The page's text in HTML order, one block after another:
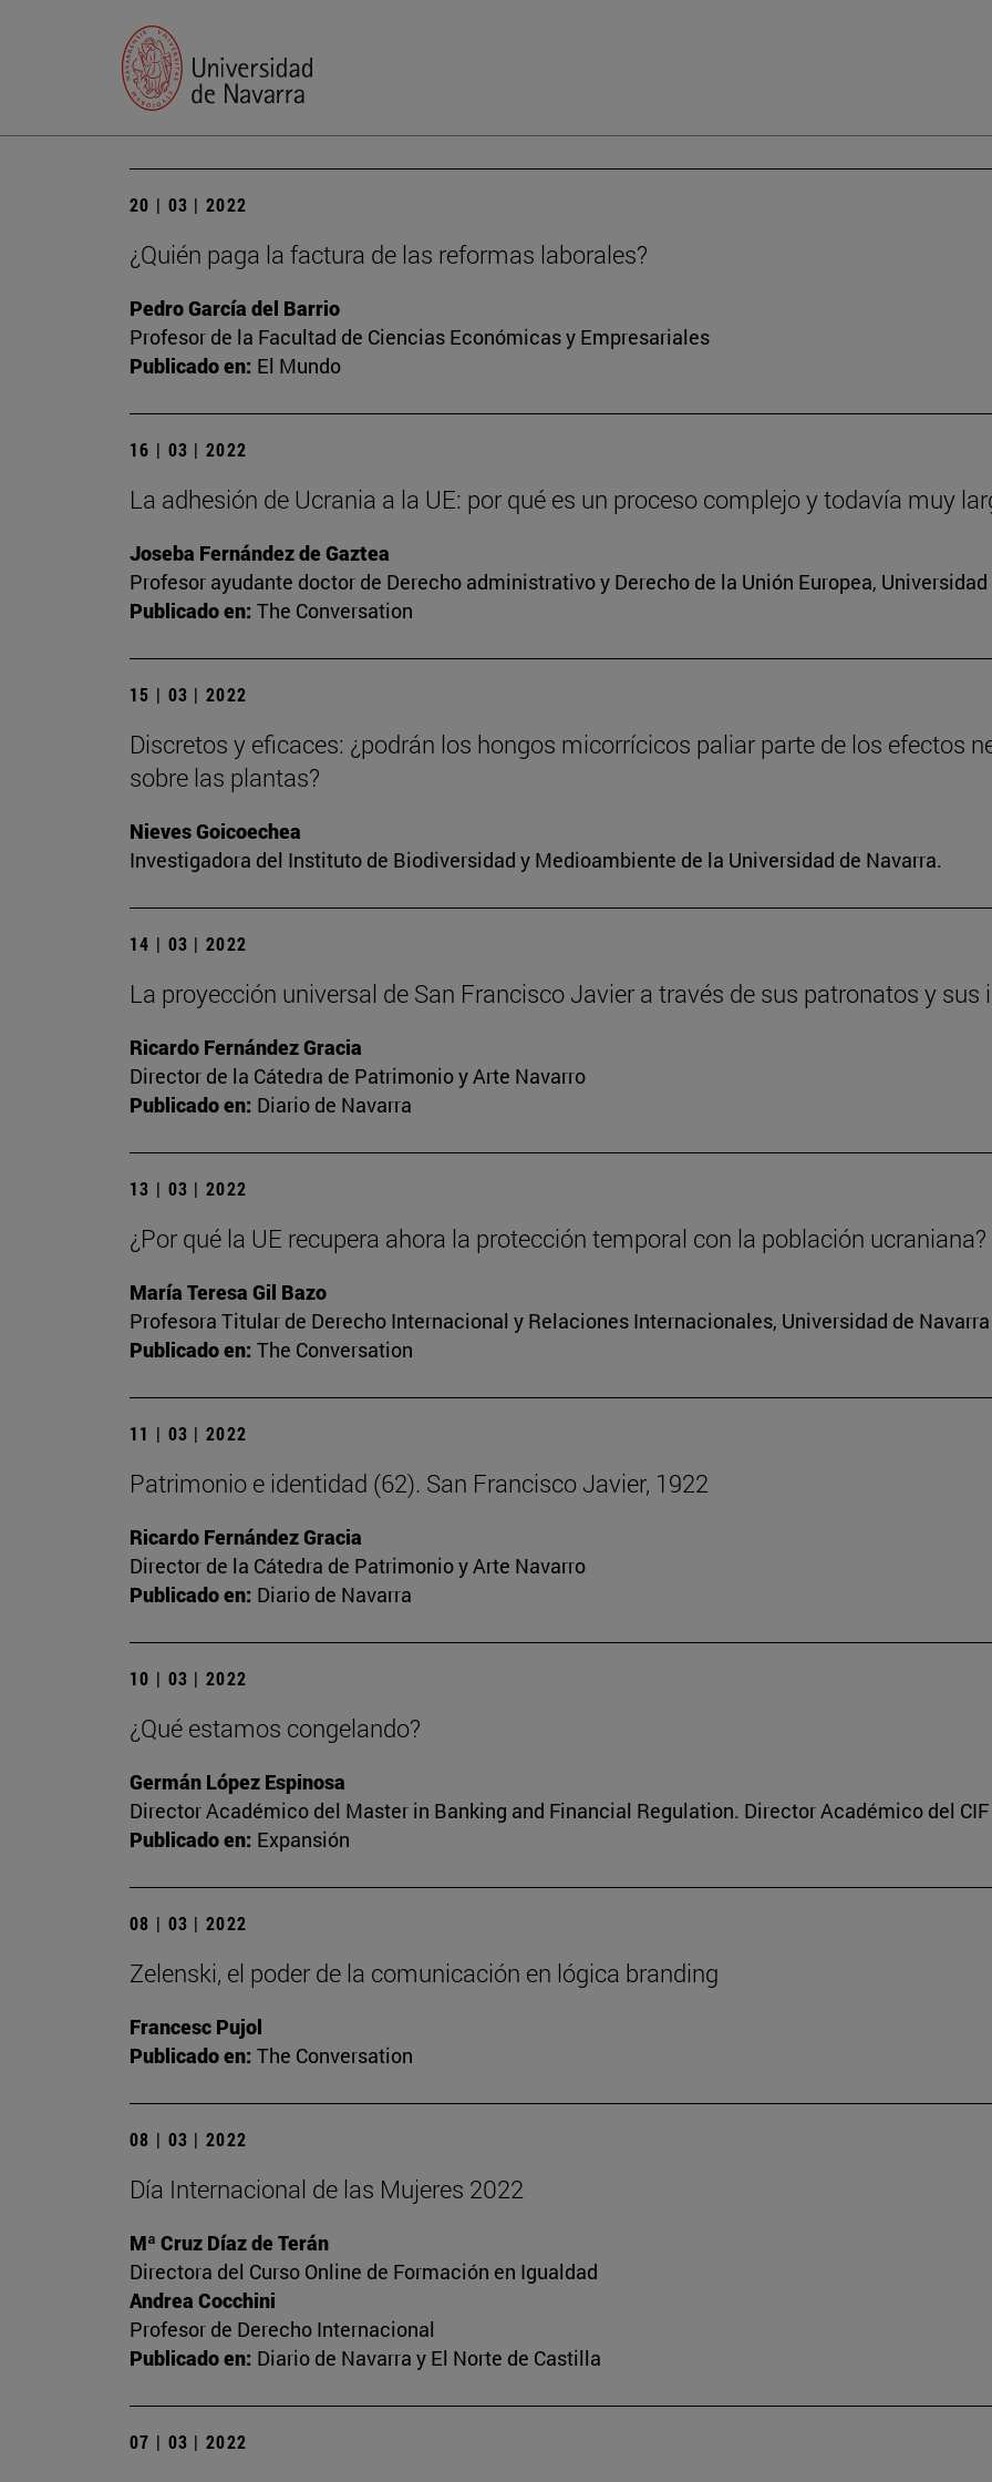
20 | 03 | 2022
¿Quién paga la factura de las reformas laborales?
Pedro García del Barrio
Profesor de la Facultad de Ciencias Económicas y Empresariales
Publicado en: El Mundo
16 | 03 | 2022
La adhesión de Ucrania a la UE: por qué es un proceso complejo y todavía muy
Joseba Fernández de Gaztea
Profesor ayudante doctor de Derecho administrativo y Derecho de la Unión Europea, Universidad
Publicado en: The Conversation
15 | 03 | 2022
Discretos y eficaces: ¿podrán los hongos micorrícicos paliar parte de los efectos
sobre las plantas?
Nieves Goicoechea
Investigadora del Instituto de Biodiversidad y Medioambiente de la Universidad de Navarra.
14 | 03 | 2022
La proyección universal de San Francisco Javier a través de sus patronatos y sus
Ricardo Fernández Gracia
Director de la Cátedra de Patrimonio y Arte Navarro
Publicado en: Diario de Navarra
13 | 03 | 2022
¿Por qué la UE recupera ahora la protección temporal con la población ucraniana?
María Teresa Gil Bazo
Profesora Titular de Derecho Internacional y Relaciones Internacionales, Universidad de Navarra
Publicado en: The Conversation
11 | 03 | 2022
Patrimonio e identidad (62). San Francisco Javier, 1922
Ricardo Fernández Gracia
Director de la Cátedra de Patrimonio y Arte Navarro
Publicado en: Diario de Navarra
10 | 03 | 2022
¿Qué estamos congelando?
Germán López Espinosa
Director Académico del Master in Banking and Financial Regulation. Director Académico del CIF
Publicado en: Expansión
08 | 03 | 2022
Zelenski, el poder de la comunicación en lógica branding
Francesc Pujol
Publicado en: The Conversation
08 | 03 | 2022
Día Internacional de las Mujeres 2022
Mª Cruz Díaz de Terán
Directora del Curso Online de Formación en Igualdad
Andrea Cocchini
Profesor de Derecho Internacional
Publicado en: Diario de Navarra y El Norte de Castilla
07 | 03 | 2022